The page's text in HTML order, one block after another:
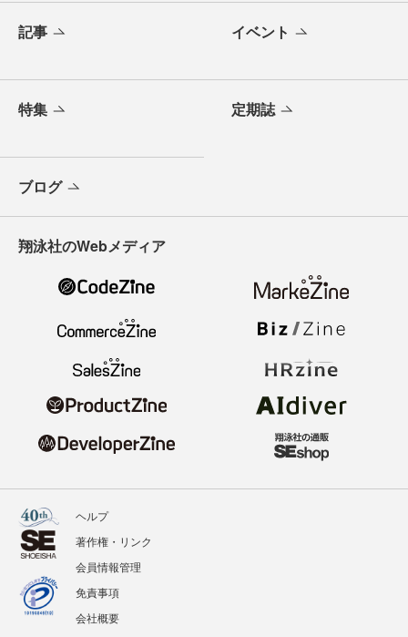
記事 イベント
特集 定期誌
ブログ
翔泳社のWebメディア
ヘルプ
著作権・リンク
会員情報管理
免責事項
会社概要